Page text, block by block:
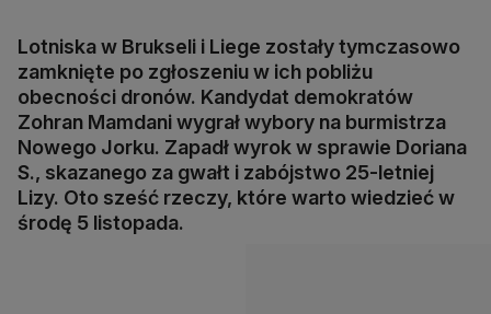
Lotniska w Brukseli i Liege zostały tymczasowo
zamknięte po zgłoszeniu w ich pobliżu
obecności dronów. Kandydat demokratów
Zohran Mamdani wygrał wybory na burmistrza
Nowego Jorku. Zapadł wyrok w sprawie Doriana
S., skazanego za gwałt i zabójstwo 25-letniej
Lizy. Oto sześć rzeczy, które warto wiedzieć w
środę 5 listopada.